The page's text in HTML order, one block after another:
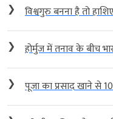
❯ विश्वगुरु बनना है तो
❯ होर्मुज में तनाव के बीच
❯ पूजा का प्रसाद खाने से